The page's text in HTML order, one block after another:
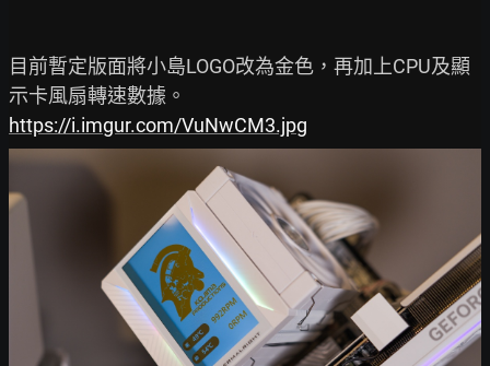
目前暫定版面將小島LOGO改為金色，再加上CPU及顯
https://i.imgur.com/VuNwCM3.jpg